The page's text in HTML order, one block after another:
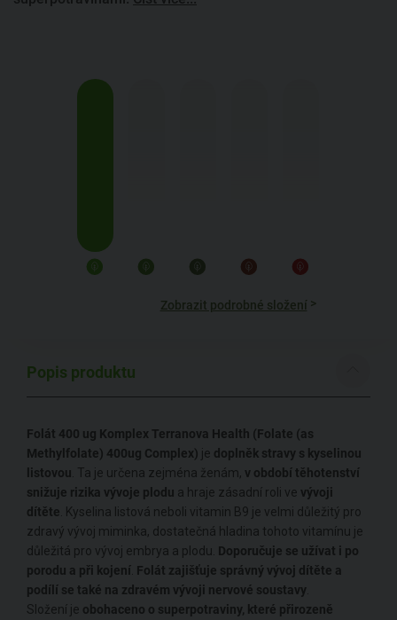
Zobrazit podrobné složení >
Popis produktu
Folát 400 ug Komplex Terranova Health (Folate (as
Methylfolate) 400ug Complex) je doplněk stravy s kyselinou
listovou . Ta je určena zejména ženám, v období těhotenství
snižuje rizika vývoje plodu a hraje zásadní roli ve vývoji
dítěte . Kyselina listová neboli vitamin B9 je velmi důležitý pro
zdravý vývoj miminka, dostatečná hladina tohoto vitamínu je
důležitá pro vývoj embrya a plodu. Doporučuje se užívat i po
porodu a při kojení Folát zajišťuje správný vývoj dítěte a
podílí se také na zdravém vývoji nervové soustavy
Složení je obohaceno o superpotraviny, které přirozeně